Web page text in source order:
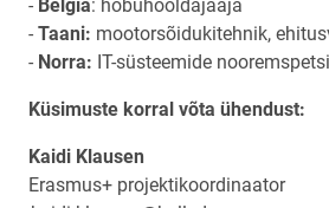
- Belgia: hobuhooldajaaja
- Taani: mootorsõidukitehnik,
- Norra: IT-süsteemide
Küsimuste korral võta ühendust:
Kaidi Klausen
Erasmus+ projektikoordinaator